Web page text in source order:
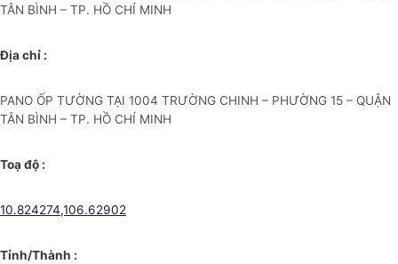
TÂN BÌNH – TP. HỒ CHÍ MINH
Địa chỉ :
PANO ỐP TƯỜNG TẠI 1004 TRƯỜNG CHINH – PHƯỜNG 15 – QUẬN
TÂN BÌNH – TP. HỒ CHÍ MINH
Toạ độ :
10.824274,106.62902
Tỉnh/Thành :